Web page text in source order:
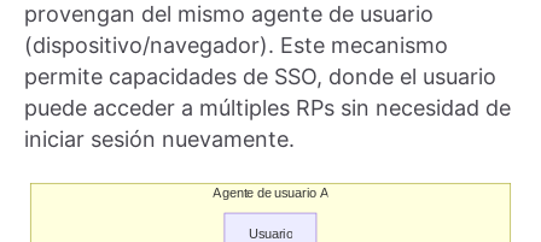
provengan del mismo agente de usuario
(dispositivo/navegador). Este mecanismo
permite capacidades de SSO, donde el usuario
puede acceder a múltiples RPs sin necesidad de
iniciar sesión nuevamente.